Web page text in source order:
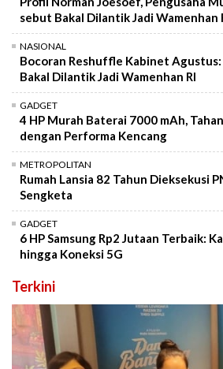
sebut Bakal Dilantik Jadi Wamenhan
NASIONAL
Bocoran Reshuffle Kabinet
Bakal Dilantik Jadi Wamenhan RI
GADGET
4 HP Murah Baterai 7000 mAh,
dengan Performa Kencang
METROPOLITAN
Rumah Lansia 82 Tahun Dieksekusi
Sengketa
GADGET
6 HP Samsung Rp2 Jutaan Terbaik:
hingga Koneksi 5G
Terkini